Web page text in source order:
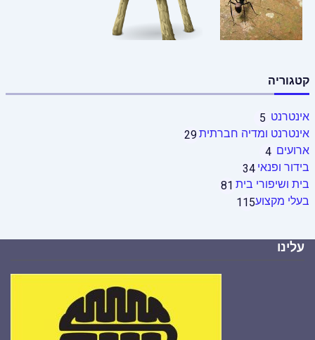
קטגוריה
אינטרנט 5
אינטרנט ומדיה חברתית29
ארועים 4
בידור ופנאי 34
בית ושיפורי בית 81
בעלי מקצוע115
עלינו